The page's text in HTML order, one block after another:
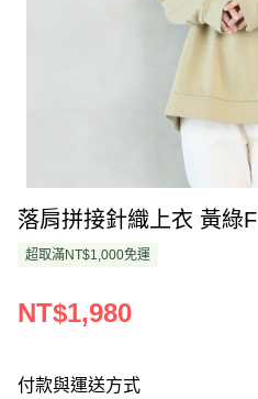
落肩拼接針織上衣 黃綠F
超取滿NT$1,000免運
NT$1,980
付款與運送方式